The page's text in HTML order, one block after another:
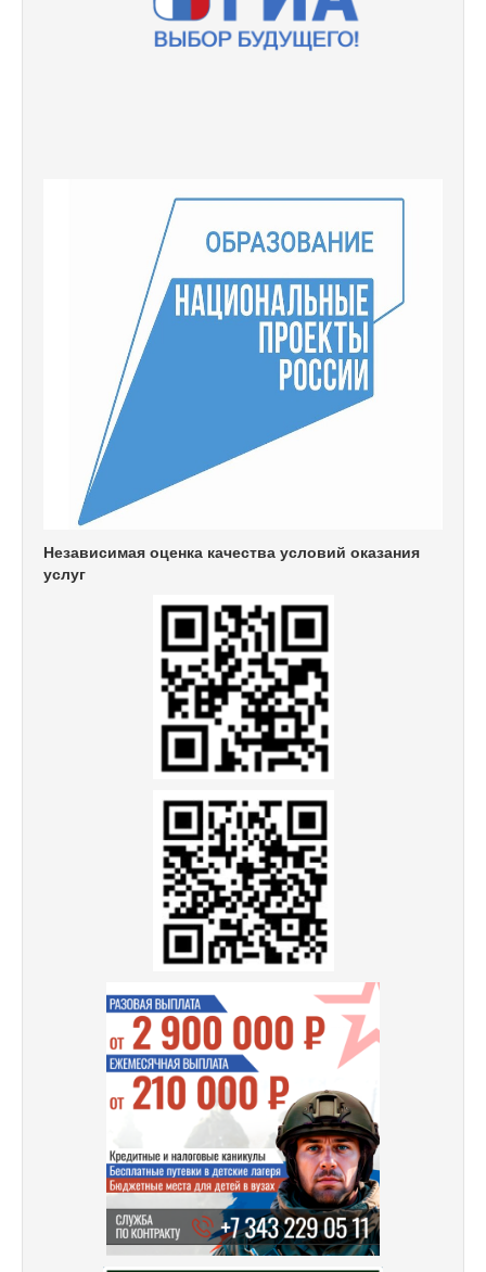
Независимая оценка качества условий оказания
услуг